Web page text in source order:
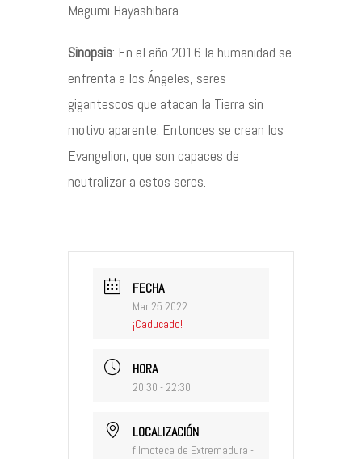
Megumi Hayashibara
Sinopsis: En el año 2016 la humanidad se
enfrenta a los Ángeles, seres
gigantescos que atacan la Tierra sin
motivo aparente. Entonces se crean los
Evangelion, que son capaces de
neutralizar a estos seres.
FECHA
Mar 25 2022
¡Caducado!
HORA
20:30 - 22:30
LOCALIZACIÓN
filmoteca de Extremadura -